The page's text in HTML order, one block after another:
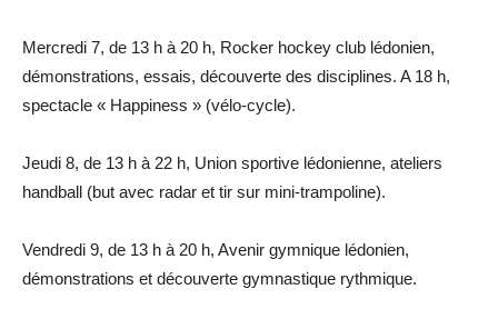
Mercredi 7, de 13 h à 20 h, Rocker hockey club lédonien,
démonstrations, essais, découverte des disciplines. A 18 h,
spectacle « Happiness » (vélo-cycle).
Jeudi 8, de 13 h à 22 h, Union sportive lédonienne, ateliers
handball (but avec radar et tir sur mini-trampoline).
Vendredi 9, de 13 h à 20 h, Avenir gymnique lédonien,
démonstrations et découverte gymnastique rythmique.